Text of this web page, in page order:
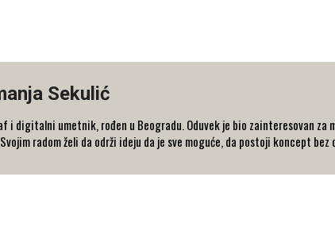
Sekulić
i digitalni umetnik, rođen u Beogradu. Oduvek je bio zainteresovan
radom želi da održi ideju da je sve moguće, da postoji koncept bez